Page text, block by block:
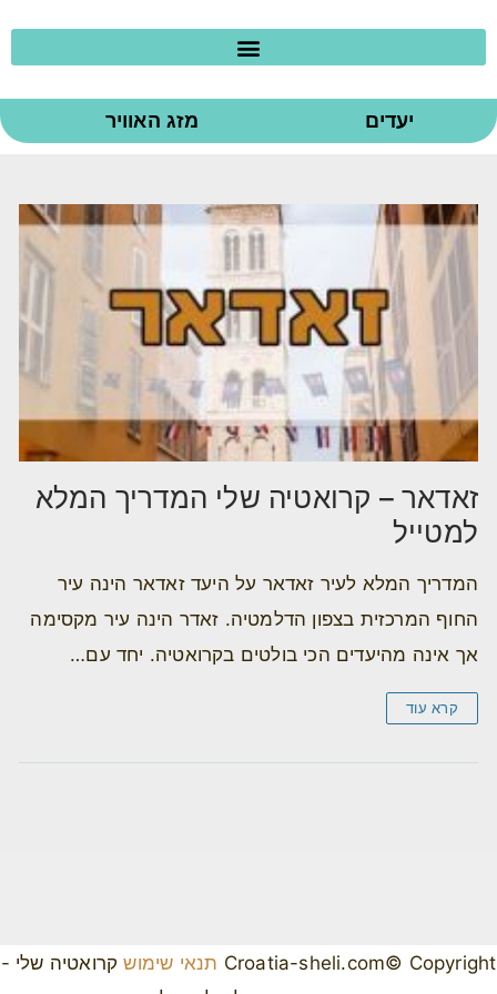
יעדים מזג האוויר
זאדאר – קרואטיה שלי המדריך המלא
למטייל
המדריך המלא לעיר זאדאר על היעד זאדאר הינה עיר
החוף המרכזית בצפון הדלמטיה. זאדר הינה עיר מקסימה
אך אינה מהיעדים הכי בולטים בקרואטיה. יחד עם…
קרא עוד
Croatia-sheli.com© Copyright תנאי שימוש קרואטיה שלי -